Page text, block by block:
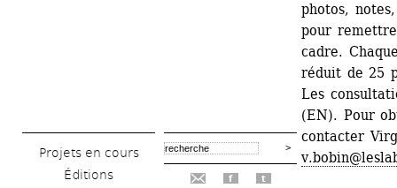
Projets en cours
Éditions
f t
photos,
pour
cadre.
réduit de 25
Les
(EN). Pour
contacter